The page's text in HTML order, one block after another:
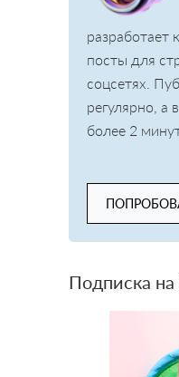
разработает
посты для
соцсетях.
регулярно, а
более 2
Подписка на